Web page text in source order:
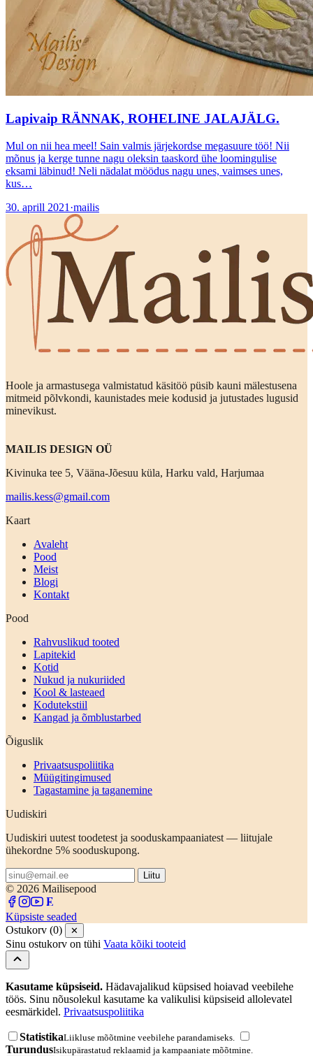
Lapivaip RÄNNAK, ROHELINE JALAJÄLG.
Mul on nii hea meel! Sain valmis järjekordse megasuure töö! Nii
mõnus ja kerge tunne nagu oleksin taaskord ühe loomingulise
eksami läbinud! Neli nädalat möödus nagu unes, vaimses unes,
kus…
30. aprill 2021 ·mailis
Hoole ja armastusega valmistatud käsitöö püsib kauni mälestusena
mitmeid põlvkondi, kaunistades meie kodusid ja jutustades lugusid
minevikust.
MAILIS DESIGN OÜ
Kivinuka tee 5, Vääna-Jõesuu küla, Harku vald, Harjumaa
mailis.kess@gmail.com
Kaart
Avaleht
Pood
Meist
Blogi
Kontakt
Pood
Rahvuslikud tooted
Lapitekid
Kotid
Nukud ja nukuriided
Kool & lasteaed
Kodutekstiil
Kangad ja õmblustarbed
Õiguslik
Privaatsuspoliitika
Müügitingimused
Tagastamine ja taganemine
Uudiskiri
Uudiskiri uutest toodetest ja sooduskampaaniatest — liitujale
ühekordne 5% sooduskupong.
Liitu
© 2026 Mailisepood
Küpsiste seaded
Ostukorv (0)
✕
Sinu ostukorv on tühi Vaata kõiki tooteid
Kasutame küpsiseid. Hädavajalikud küpsised hoiavad veebilehe
töös. Sinu nõusolekul kasutame ka valikulisi küpsiseid allolevatel
eesmärkidel. Privaatsuspoliitika
StatistikaLiikluse mõõtmine veebilehe parandamiseks.
TurundusIsikupärastatud reklaamid ja kampaaniate mõõtmine.